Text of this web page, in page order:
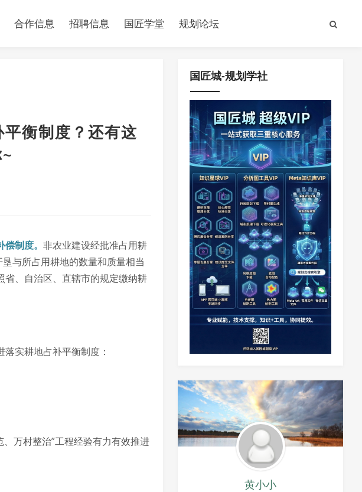
合作信息 招聘信息 国匠学堂 规划论坛
衡制度？还有这
制度。 非农业建设经批准占用耕
与所占用耕地的数量和质量相当
、自治区、直辖市的规定缴纳耕
实耕地占补平衡制度：
万村整治”工程经验有力有效推进
国匠城-规划学社
黄小小